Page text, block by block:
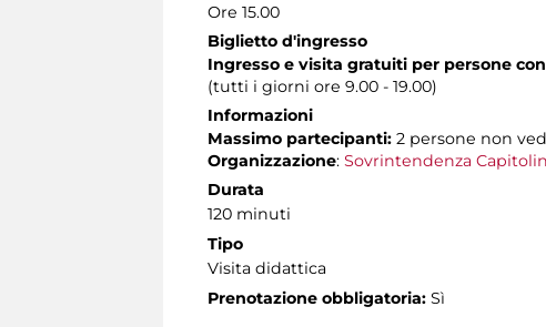
Ore 15.00
Biglietto d'ingresso
Ingresso e visita gratuiti per persone
(tutti i giorni ore 9.00 - 19.00)
Informazioni
Massimo partecipanti: 2 persone non
Organizzazione: Sovrintendenza
Durata
120 minuti
Tipo
Visita didattica
Prenotazione obbligatoria: Sì